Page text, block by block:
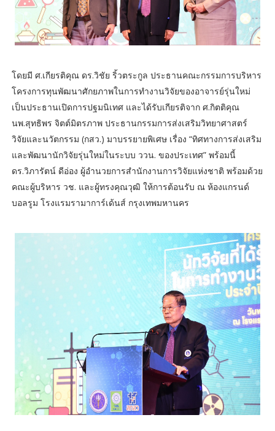
โดยมี ศ.เกียรติคุณ ดร.วิชัย ริ้วตระกูล ประธานคณะกรรมการบริหาร
โครงการทุนพัฒนาศักยภาพในการทำงานวิจัยของอาจารย์รุ่นใหม่
เป็นประธานเปิดการปฐมนิเทศ และได้รับเกียรติจาก ศ.กิตติคุณ
นพ.สุทธิพร จิตต์มิตรภาพ ประธานกรรมการส่งเสริมวิทยาศาสตร์
วิจัยและนวัตกรรม (กสว.) มาบรรยายพิเศษ เรื่อง “ทิศทางการส่งเสริม
และพัฒนานักวิจัยรุ่นใหม่ในระบบ ววน. ของประเทศ” พร้อมนี้
ดร.วิภารัตน์ ดีอ่อง ผู้อำนวยการสำนักงานการวิจัยแห่งชาติ พร้อมด้วย
คณะผู้บริหาร วช. และผู้ทรงคุณวุฒิ ให้การต้อนรับ ณ ห้องแกรนด์
บอลรูม โรงแรมรามาการ์เด้นส์ กรุงเทพมหานคร